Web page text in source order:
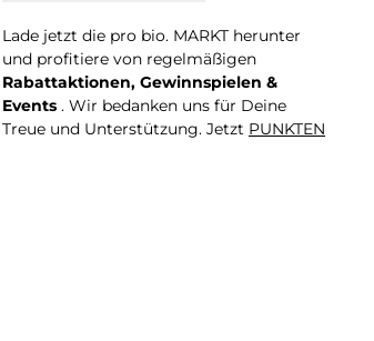
Lade jetzt die pro bio. MARKT herunter
und profitiere von regelmäßigen
Rabattaktionen, Gewinnspielen &
Events . Wir bedanken uns für Deine
Treue und Unterstützung. Jetzt PUNKTEN